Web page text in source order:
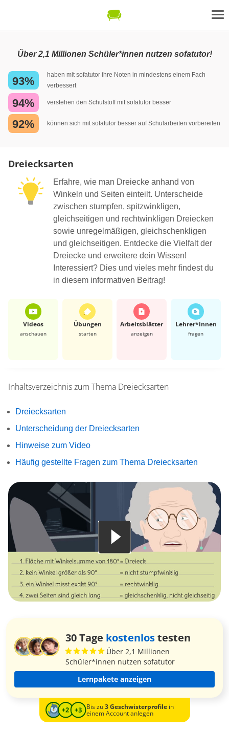
Über 2,1 Millionen Schüler*innen nutzen sofatutor!
93%
haben mit sofatutor ihre Noten in mindestens einem Fach
verbessert
94% verstehen den Schulstoff mit sofatutor besser
92% können sich mit sofatutor besser auf Schularbeiten vorbereiten
Dreiecksarten
Erfahre, wie man Dreiecke anhand von
Winkeln und Seiten einteilt. Unterscheide
zwischen stumpfen, spitzwinkligen,
gleichseitigen und rechtwinkligen Dreiecken
sowie unregelmäßigen, gleichschenkligen
und gleichseitigen. Entdecke die Vielfalt der
Dreiecke und erweitere dein Wissen!
Interessiert? Dies und vieles mehr findest du
in diesem informativen Beitrag!
Videos
anschauen
Übungen
starten
Arbeits­blätter
anzeigen
Lehrer*​innen
fragen
Inhaltsverzeichnis zum Thema Dreiecksarten
Dreiecksarten
Unterscheidung der Dreiecksarten
Hinweise zum Video
Häufig gestellte Fragen zum Thema Dreiecksarten
30 Tage kostenlostesten
Über 2,1 Millionen
Schüler*innen nutzen sofatutor
Lernpakete anzeigen
Bis zu3 Geschwisterprofilein
einem Account anlegen